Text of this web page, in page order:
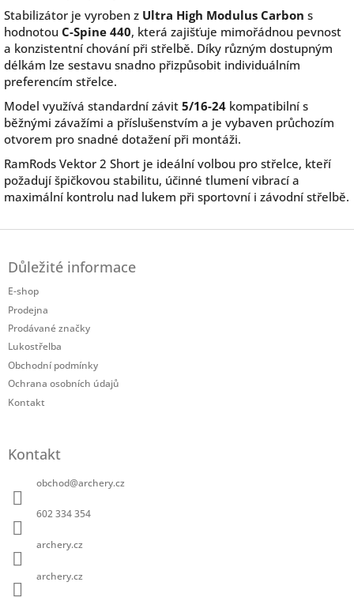
Stabilizátor je vyroben z Ultra High Modulus Carbon s
hodnotou C-Spine 440, která zajišťuje mimořádnou pevnost
a konzistentní chování při střelbě. Díky různým dostupným
délkám lze sestavu snadno přizpůsobit individuálním
preferencím střelce.
Model využívá standardní závit 5/16-24 kompatibilní s
běžnými závažími a příslušenstvím a je vybaven průchozím
otvorem pro snadné dotažení při montáži.
RamRods Vektor 2 Short je ideální volbou pro střelce, kteří
požadují špičkovou stabilitu, účinné tlumení vibrací a
maximální kontrolu nad lukem při sportovní i závodní střelbě.
Důležité informace
E-shop
Prodejna
Prodávané značky
Lukostřelba
Obchodní podmínky
Ochrana osobních údajů
Kontakt
Kontakt
obchod@archery.cz
602 334 354
archery.cz
archery.cz